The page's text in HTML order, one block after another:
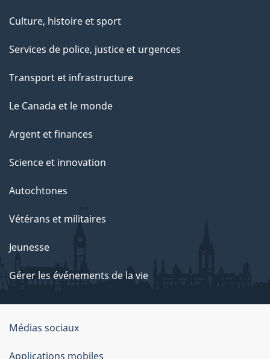
Culture, histoire et sport
Services de police, justice et urgences
Transport et infrastructure
Le Canada et le monde
Argent et finances
Science et innovation
Autochtones
Vétérans et militaires
Jeunesse
Gérer les événements de la vie
Organisation
du
Médias sociaux
Applications mobiles